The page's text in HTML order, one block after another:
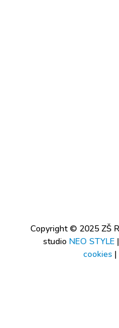
Copyright © 2025 ZŠ
studio NEO STYLE |
cookies |